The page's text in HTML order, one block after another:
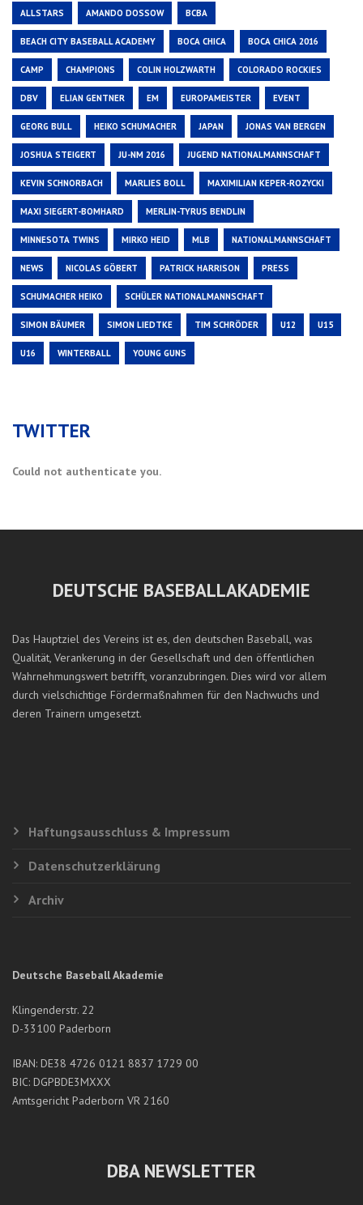
ALLSTARS AMANDO DOSSOW BCBA
BEACH CITY BASEBALL ACADEMY BOCA CHICA BOCA CHICA 2016
CAMP CHAMPIONS COLIN HOLZWARTH COLORADO ROCKIES
DBV ELIAN GENTNER EM EUROPAMEISTER EVENT
GEORG BULL HEIKO SCHUMACHER JAPAN JONAS VAN BERGEN
JOSHUA STEIGERT JU-NM 2016 JUGEND NATIONALMANNSCHAFT
KEVIN SCHNORBACH MARLIES BOLL MAXIMILIAN KEPER-ROZYCKI
MAXI SIEGERT-BOMHARD MERLIN-TYRUS BENDLIN
MINNESOTA TWINS MIRKO HEID MLB NATIONALMANNSCHAFT
NEWS NICOLAS GÖBERT PATRICK HARRISON PRESS
SCHUMACHER HEIKO SCHÜLER NATIONALMANNSCHAFT
SIMON BÄUMER SIMON LIEDTKE TIM SCHRÖDER U12 U15
U16 WINTERBALL YOUNG GUNS
TWITTER
Could not authenticate you.
DEUTSCHE BASEBALLAKADEMIE
Das Hauptziel des Vereins ist es, den deutschen Baseball, was
Qualität, Verankerung in der Gesellschaft und den öffentlichen
Wahrnehmungswert betrifft, voranzubringen. Dies wird vor allem
durch vielschichtige Fördermaßnahmen für den Nachwuchs und
deren Trainern umgesetzt.
Haftungsausschluss & Impressum
Datenschutzerklärung
Archiv
Deutsche Baseball Akademie
Klingenderstr. 22
D-33100 Paderborn
IBAN: DE38 4726 0121 8837 1729 00
BIC: DGPBDE3MXXX
Amtsgericht Paderborn VR 2160
DBA NEWSLETTER